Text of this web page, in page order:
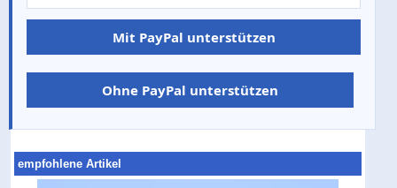
Mit PayPal unterstützen
Ohne PayPal unterstützen
empfohlene Artikel